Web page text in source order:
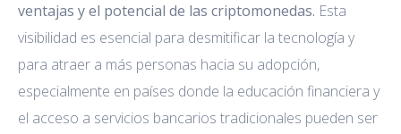
ventajas y el potencial de las criptomonedas. Esta
visibilidad es esencial para desmitificar la tecnología y
para atraer a más personas hacia su adopción,
especialmente en países donde la educación financiera y
el acceso a servicios bancarios tradicionales pueden ser